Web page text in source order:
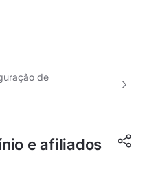
de
e afiliados